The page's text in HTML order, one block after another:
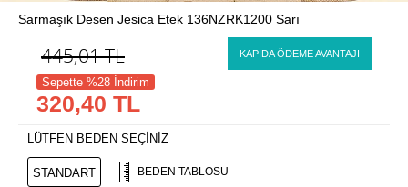
Sarmaşık Desen Jesica Etek 136NZRK1200 Sarı
445,01TL KAPIDA ÖDEME AVANTAJI
Sepette %28 İndirim
320,40 TL
LÜTFEN BEDEN SEÇİNİZ
STANDART BEDEN TABLOSU